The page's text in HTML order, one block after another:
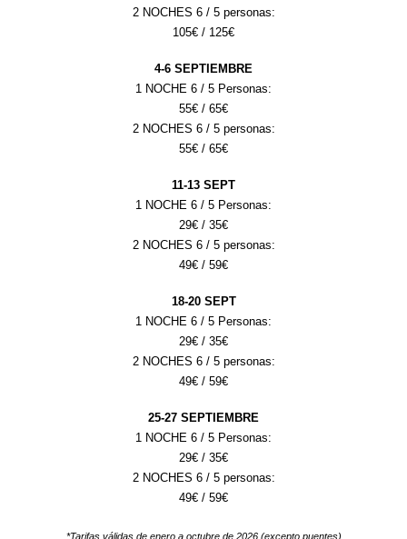
2 NOCHES 6 / 5 personas:
105€ / 125€
4-6 SEPTIEMBRE
1 NOCHE 6 / 5 Personas:
55€ / 65€
2 NOCHES 6 / 5 personas:
55€ / 65€
11-13 SEPT
1 NOCHE 6 / 5 Personas:
29€ / 35€
2 NOCHES 6 / 5 personas:
49€ / 59€
18-20SEPT
1 NOCHE 6 / 5 Personas:
29€ / 35€
2 NOCHES 6 / 5 personas:
49€ / 59€
25-27 SEPTIEMBRE
1 NOCHE 6 / 5 Personas:
29€ / 35€
2 NOCHES 6 / 5 personas:
49€ / 59€
*Tarifas válidas de eneroa octubre de 2026 (excepto puentes)